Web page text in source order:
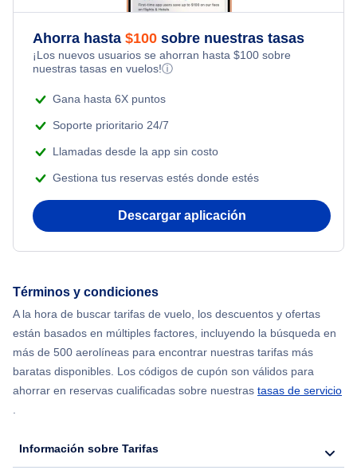
Flights Under $29
Flights Under $99
Honeymoon Vacations
Romantic Vacations
Adventure Vacations
Ahorra hasta $100 sobre nuestras tasas
¡Los nuevos usuarios se ahorran hasta $100 sobre
nuestras tasas en vuelos!ⓘ
Gana hasta 6X puntos
Soporte prioritario 24/7
Llamadas desde la app sin costo
Gestiona tus reservas estés donde estés
Descargar aplicación
Términos y condiciones
A la hora de buscar tarifas de vuelo, los descuentos y ofertas
están basados en múltiples factores, incluyendo la búsqueda en
más de 500 aerolíneas para encontrar nuestras tarifas más
baratas disponibles. Los códigos de cupón son válidos para
ahorrar en reservas cualificadas sobre nuestras tasas de servicio
Información sobre Tarifas